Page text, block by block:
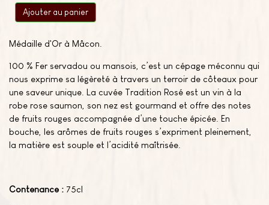
Ajouter au panier
Médaille d'Or à Mâcon.
100 % Fer servadou ou mansois, c’est un cépage méconnu qui
nous exprime sa légèreté à travers un terroir de côteaux pour
une saveur unique. La cuvée Tradition Rosé est un vin à la
robe rose saumon, son nez est gourmand et offre des notes
de fruits rouges accompagnée d’une touche épicée. En
bouche, les arômes de fruits rouges s’expriment pleinement,
la matière est souple et l’acidité maîtrisée.
Contenance : 75cl